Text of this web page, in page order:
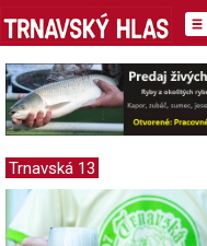
Trnavská 13